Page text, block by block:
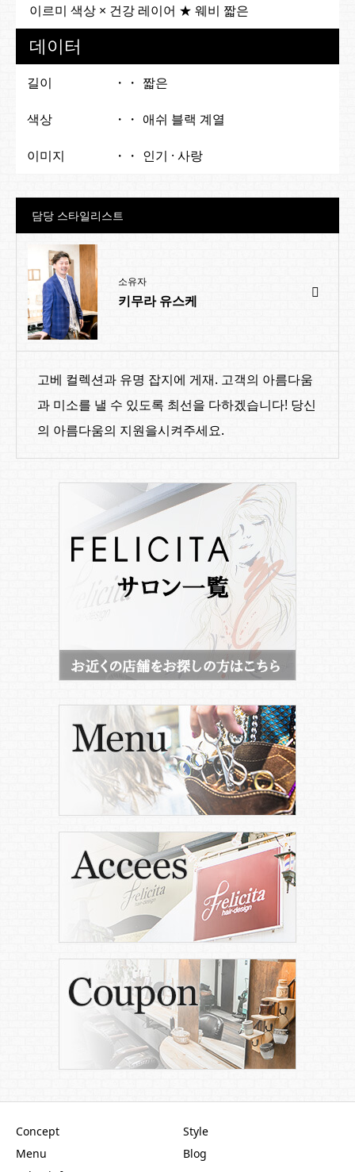
이르미 색상 × 건강 레이어 ★ 웨비 짧은
데이터
길이 짧은
색상 애쉬 블랙 계열
이미지 인기 · 사랑
담당 스타일리스트
소유자
키무라 유스케
고베 컬렉션과 유명 잡지에 게재. 고객의 아름다움
과 미소를 낼 수 있도록 최선을 다하겠습니다! 당신
의 아름다움의 지원을시켜주세요.
Concept
Menu
Style
Blog